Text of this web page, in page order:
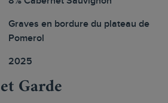
Graves en bordure du plateau de
Pomerol
2025
Garde